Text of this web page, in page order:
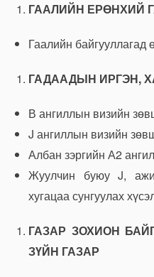
ГААЛИЙН ЕРӨНХИЙ
Гаалийн байгууллагад
ГАДААДЫН ИРГЭН,
В ангиллын визийн
J ангиллын визийн
Албан зэргийн А2
Жуулчин буюу J,
хугацаа сунгуулах
ГАЗАР ЗОХИОН
ЗҮЙН ГАЗАР